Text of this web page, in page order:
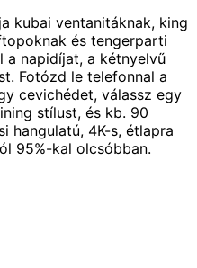
kubai ventanitáknak, king
és tengerparti
a napidíjat, a kétnyelvű
Fotózd le telefonnal a
cevichédet, válassz egy
stílust, és kb. 90
hangulatú, 4K-s, étlapra
95%-kal olcsóbban.